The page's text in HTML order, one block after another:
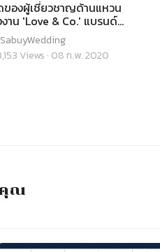
องผู้เชี่ยวชาญด้านแหวน
าน 'Love & Co.' แบรนด์
ระดับสากล
SabuyWedding
Views · 08 ก.พ. 2020
คุณ